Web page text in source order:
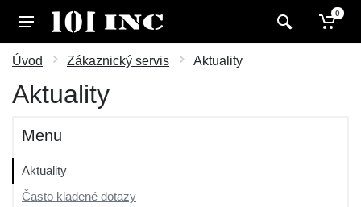
0
Úvod Zákaznický servis Aktuality
Aktuality
Menu
Aktuality
Často kladené dotazy